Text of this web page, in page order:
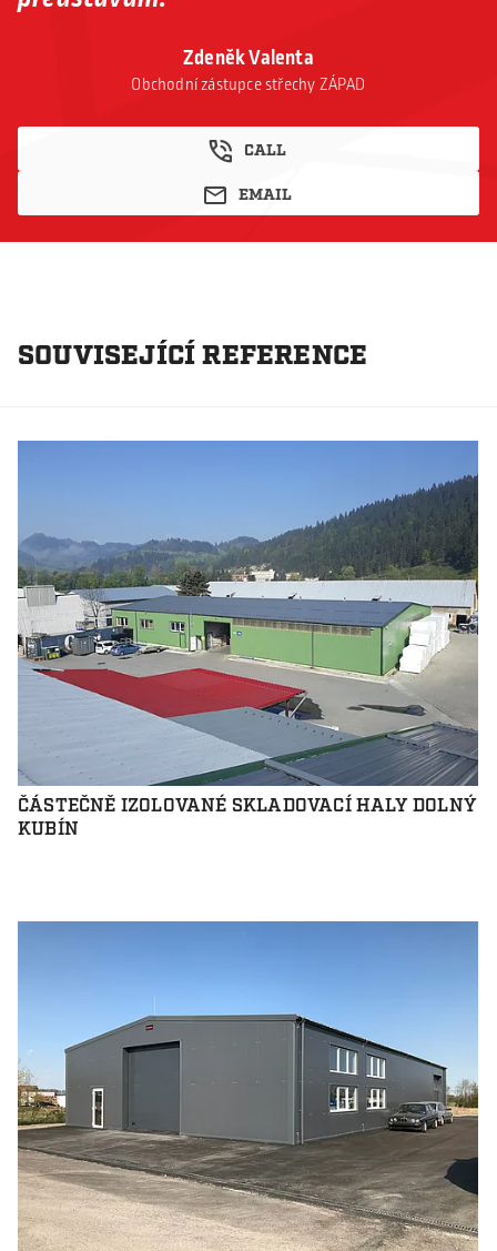
Zdeněk Valenta
Obchodní zástupce střechy ZÁPAD
CALL
EMAIL
SOUVISEJÍCÍ REFERENCE
ČÁSTEČNĚ IZOLOVANÉ SKLADOVACÍ HALY DOLNÝ
KUBÍN